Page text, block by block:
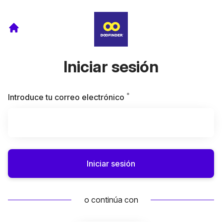
Iniciar sesión
Introduce tu correo electrónico *
Iniciar sesión
o continúa con